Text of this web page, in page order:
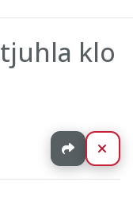
klo
Jaa